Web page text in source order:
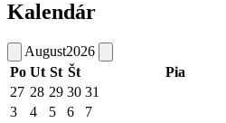
Kalendár
August2026
Po Ut St Št Pia
27 28 29 30 31
3
4 5 6 7